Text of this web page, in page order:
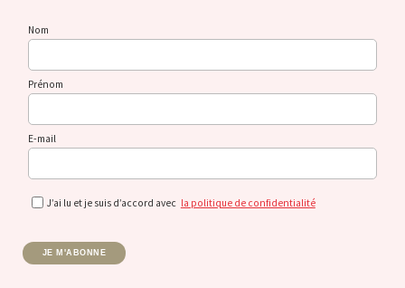
Nom
Prénom
E-mail
J’ai lu et je suis d’accord avec la politique de confidentialité
JE M'ABONNE